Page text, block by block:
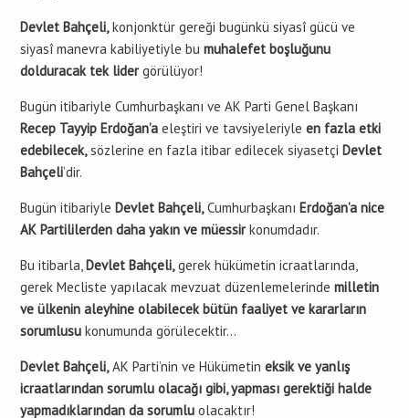
Devlet Bahçeli,konjonktür gereği bugünkü siyasî gücü ve
siyasî manevra kabiliyetiyle bu muhalefet boşluğunu
dolduracak tek lidergörülüyor!
Bugün itibariyle Cumhurbaşkanı ve AK Parti Genel Başkanı
Recep Tayyip Erdoğan’a eleştiri ve tavsiyeleriyle en fazla etki
edebilecek,sözlerine en fazla itibar edilecek siyasetçi Devlet
Bahçeli’dir.
Bugün itibariyle Devlet Bahçeli,Cumhurbaşkanı Erdoğan’a nice
AK Partililerden daha yakın ve müessirkonumdadır.
Bu itibarla,Devlet Bahçeli,gerek hükümetin icraatlarında,
gerek Mecliste yapılacak mevzuat düzenlemelerinde milletin
ve ülkenin aleyhine olabilecek bütün faaliyet ve kararların
sorumlusu konumunda görülecektir…
Devlet Bahçeli,AK Parti’nin ve Hükümetin eksik ve yanlış
icraatlarından sorumlu olacağı gibi, yapması gerektiği halde
yapmadıklarından da sorumlu olacaktır!